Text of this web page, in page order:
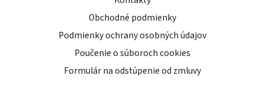
Obchodné podmienky
Podmienky ochrany osobných údajov
Poučenie o súboroch cookies
Formulár na odstúpenie od zmluvy